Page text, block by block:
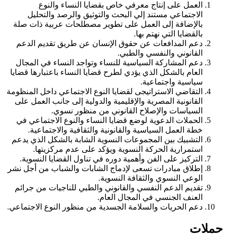
العمل على إنتاج معرفي خاص بقضايا النساء والنوع
الاجتماعي مستند إلي البحث والتوثيق والرصد والتحليل
بالإضافة إلى العمل على تطوير مصطلحات عربية ذات صلة
بالقضايا التي نهتم بها.
دعم المدافعات عن حقوق الإنسان عن طريق تقديم الدعم
القانوني والنفسي والطبي.
دعم المشاركة السياسية للنساء وتواجد النساء في المجال
العام بالشكل الذي يؤدي لطرح قضايا النساء باعتبارها قضايا
سياسية واجتماعية.
التقاضي الاستراتيجى لقضايا النوع الاجتماعي داخل المنظومة
القانونية المصرية والإقليمية والدولية إلى جانب العمل على
السياسات والإصلاح القانوني من منظور نسوي.
الحملات الدعوية لوضع قضايا النساء والنوع الاجتماعي في
خطة العمل السياسية والقانونية والثقافية والاجتماعية.
التشبيك بين المجموعات النسوية الشابة بالشكل الذي يدعم
استمرارية الحركة النسوية ويؤكد على عدم مركزيتها.
التركيز على الفن وأهمية دوره في تناول القضايا النسوية.
إطلاق مبادرات تسعى لإدماج الشابات والشباب من أجل نشر
الوعي النسوي والثقافة النسوية.
تقديم الدعم النفسي والقانوني والطبي للناجيات من جرائم
العنف الجنسي في المجال العام.
دعم الحريات والسلامة الجسدية من منظور النوع الاجتماعي.
حملات